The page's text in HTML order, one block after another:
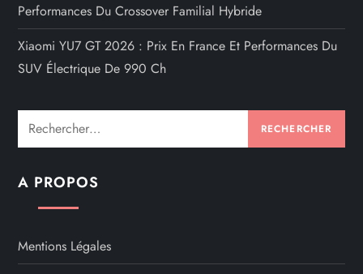
Performances Du Crossover Familial Hybride
Xiaomi YU7 GT 2026 : Prix En France Et Performances Du
SUV Électrique De 990 Ch
Rechercher :
A PROPOS
Mentions Légales